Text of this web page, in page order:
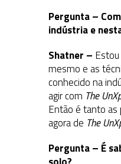
Pergunta –
indústria e
Shatner –
mesmo e as
conhecido na
agir com The
Então é tanto as
agora de The
Pergunta – É